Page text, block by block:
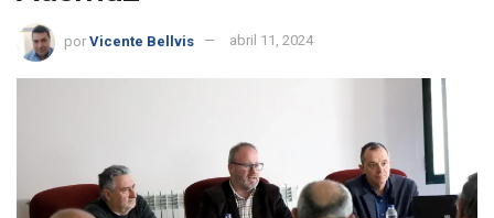
por Vicente Bellvis abril 11, 2024